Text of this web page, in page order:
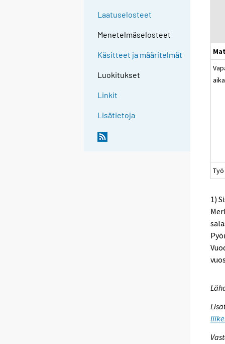
Laatuselosteet
Menetelmäselosteet
Käsitteet ja määritelmät
Luokitukset
Linkit
Lisätietoja
aika
Työ
1)